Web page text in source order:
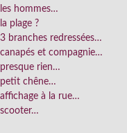
les hommes…
la plage ?
3 branches redressées…
canapés et compagnie…
presque rien…
petit chêne…
affichage à la rue…
scooter…